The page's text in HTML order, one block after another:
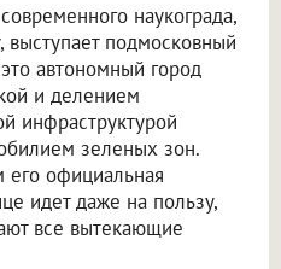
наукограда,
выступает подмосковный
автономный город
и делением
инфраструктурой
зеленых зон.
его официальная
идет даже на пользу,
все вытекающие